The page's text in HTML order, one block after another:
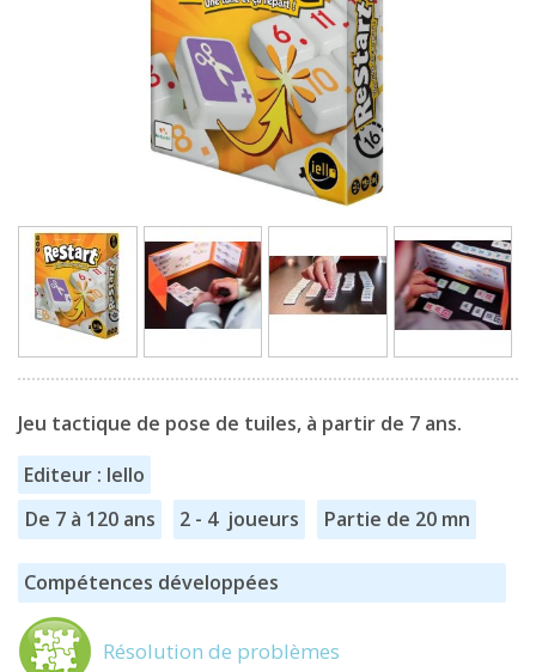
Jeu tactique de pose de tuiles, à partir de 7 ans.
Editeur : Iello
De 7 à 120 ans
2 - 4 joueurs Partie de 20 mn
Compétences développées
Résolution de problèmes